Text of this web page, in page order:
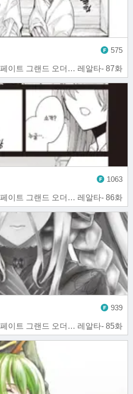
페이트 그랜드 오더… 레알타- 87화
575
페이트 그랜드 오더… 레알타- 86화
1063
페이트 그랜드 오더… 레알타- 85화
939